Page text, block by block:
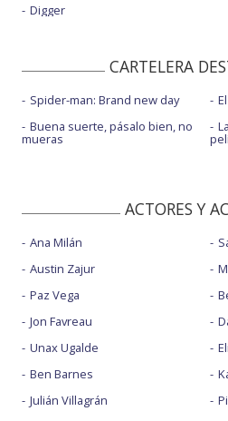
Digger
CARTELERA
Spider-man: Brand new day
Buena suerte, pásalo bien, no
mueras
ACTORES Y
Ana Milán
Austin Zajur
Paz Vega
Jon Favreau
Unax Ugalde
Ben Barnes
Julián Villagrán